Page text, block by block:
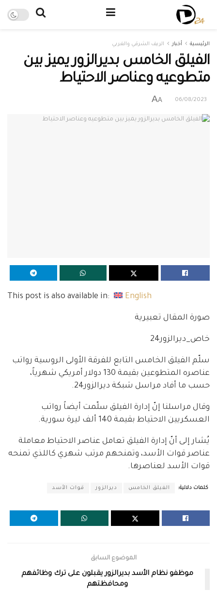
الرئيسية أخبار الريف الشرقي والغربي
الفيلق الخامس بديرالزور يميز بين
متطوعيه وعناصر الاحتياط
06/08/2023
A
A
This post is also available in: English
صورة المقال تعبيرية
خاص_ديرالزور24
سلّم الفيلق الخامس التابع للفرقة الأولى الروسية رواتب
عناصره المتطوعين بقيمة 130 دولار أمريكي شهرياً،
حسب ما أفاد مراسل شبكة ديرالزور24.
وقال مراسلنا إنّ إدارة الفيلق سلّمت أيضاً رواتب
العسكريين الاحتياط بقيمة 140 ألف ليرة سورية.
يُشار إلى أنّ إدارة الفيلق تعامل عناصر الاحتياط معاملة
عناصر قوات الأسد، وتمنحهم مرتب شهري كاللذي تمنحه
قوات الأسد لعناصرها.
كلمات دلالية: الفيلق الخامس ديرالزور قوات الأسد
الموضوع السابق
موظفو نظام الأسد بديرالزور يقبلون على ترك وظائفهم
ومحافظتهم